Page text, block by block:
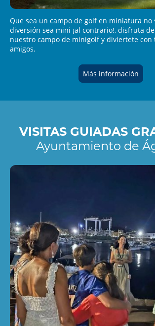
Que sea un campo de golf en miniatura no
diversión sea mini ¡al contrario!, disfruta
nuestro campo de minigolf y diviertete
amigos.
Más información
VISITAS GUIADAS
Ayuntamiento de